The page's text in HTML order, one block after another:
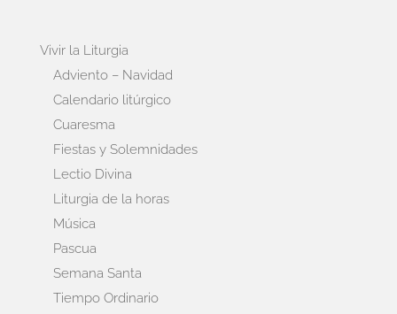
Vivir la Liturgia
Adviento – Navidad
Calendario litúrgico
Cuaresma
Fiestas y Solemnidades
Lectio Divina
Liturgia de la horas
Música
Pascua
Semana Santa
Tiempo Ordinario